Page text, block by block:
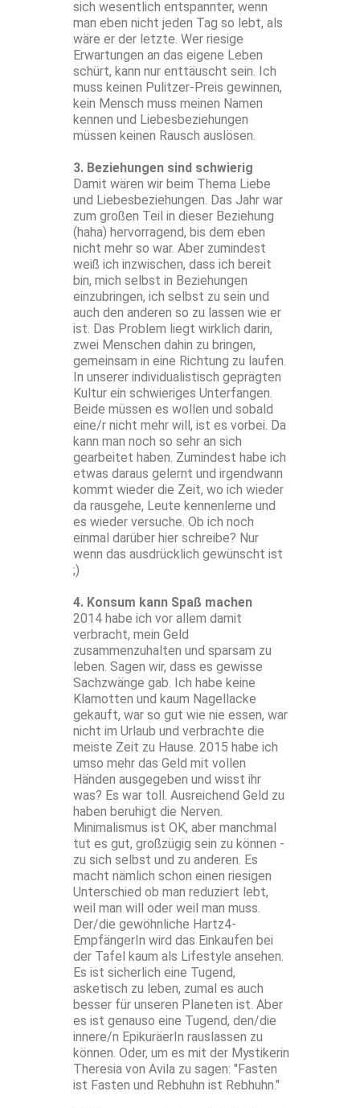
sich wesentlich entspannter, wenn
man eben nicht jeden Tag so lebt, als
wäre er der letzte. Wer riesige
Erwartungen an das eigene Leben
schürt, kann nur enttäuscht sein. Ich
muss keinen Pulitzer-Preis gewinnen,
kein Mensch muss meinen Namen
kennen und Liebesbeziehungen
müssen keinen Rausch auslösen.
3. Beziehungen sind schwierig
Damit wären wir beim Thema Liebe
und Liebesbeziehungen. Das Jahr war
zum großen Teil in dieser Beziehung
(haha) hervorragend, bis dem eben
nicht mehr so war. Aber zumindest
weiß ich inzwischen, dass ich bereit
bin, mich selbst in Beziehungen
einzubringen, ich selbst zu sein und
auch den anderen so zu lassen wie er
ist. Das Problem liegt wirklich darin,
zwei Menschen dahin zu bringen,
gemeinsam in eine Richtung zu laufen.
In unserer individualistisch geprägten
Kultur ein schwieriges Unterfangen.
Beide müssen es wollen und sobald
eine/r nicht mehr will, ist es vorbei. Da
kann man noch so sehr an sich
gearbeitet haben. Zumindest habe ich
etwas daraus gelernt und irgendwann
kommt wieder die Zeit, wo ich wieder
da rausgehe, Leute kennenlerne und
es wieder versuche. Ob ich noch
einmal darüber hier schreibe? Nur
wenn das ausdrücklich gewünscht ist
;)
4. Konsum kann Spaß machen
2014 habe ich vor allem damit
verbracht, mein Geld
zusammenzuhalten und sparsam zu
leben. Sagen wir, dass es gewisse
Sachzwänge gab. Ich habe keine
Klamotten und kaum Nagellacke
gekauft, war so gut wie nie essen, war
nicht im Urlaub und verbrachte die
meiste Zeit zu Hause. 2015 habe ich
umso mehr das Geld mit vollen
Händen ausgegeben und wisst ihr
was? Es war toll. Ausreichend Geld zu
haben beruhigt die Nerven.
Minimalismus ist OK, aber manchmal
tut es gut, großzügig sein zu können -
zu sich selbst und zu anderen. Es
macht nämlich schon einen riesigen
Unterschied ob man reduziert lebt,
weil man will oder weil man muss.
Der/die gewöhnliche Hartz4-
EmpfängerIn wird das Einkaufen bei
der Tafel kaum als Lifestyle ansehen.
Es ist sicherlich eine Tugend,
asketisch zu leben, zumal es auch
besser für unseren Planeten ist. Aber
es ist genauso eine Tugend, den/die
innere/n EpikuräerIn rauslassen zu
können. Oder, um es mit der Mystikerin
Theresia von Avila zu sagen: "Fasten
ist Fasten und Rebhuhn ist Rebhuhn."